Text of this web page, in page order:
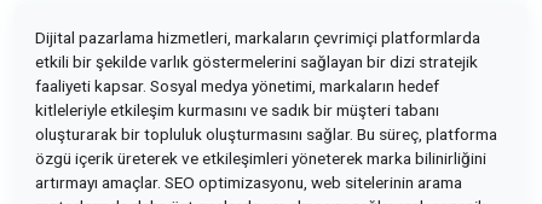
Dijital pazarlama hizmetleri, markaların çevrimiçi platformlarda
etkili bir şekilde varlık göstermelerini sağlayan bir dizi stratejik
faaliyeti kapsar. Sosyal medya yönetimi, markaların hedef
kitleleriyle etkileşim kurmasını ve sadık bir müşteri tabanı
oluşturarak bir topluluk oluşturmasını sağlar. Bu süreç, platforma
özgü içerik üreterek ve etkileşimleri yöneterek marka bilinirliğini
artırmayı amaçlar. SEO optimizasyonu, web sitelerinin arama